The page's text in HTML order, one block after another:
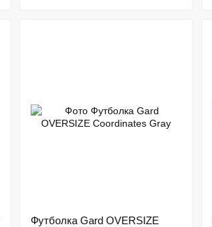
Футболка Gard OVERSIZE